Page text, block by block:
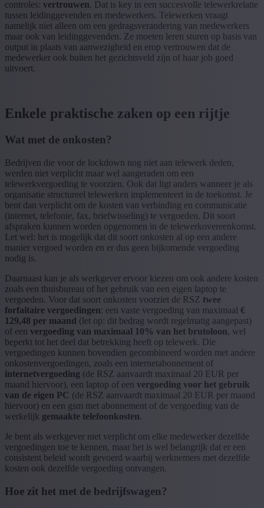
controles: vertrouwen. Dat is key in een succesvolle telewerkrelatie
tussen leidinggevenden en medewerkers. Telewerken vraagt
namelijk niet alleen om een gedragsverandering van medewerkers
maar ook van leidinggevenden. Ze moeten leren sturen op basis van
output in plaats van aanwezigheid en erop vertrouwen dat de
medewerker ook buiten het gezichtsveld zijn of haar job goed
uitvoert.
Enkele praktische zaken op een rijtje
Wat met de onkosten?
Bedrijven die voor de lockdown nog niet aan telewerk deden,
werden niet verplicht maar wel aangeraden om een
telewerkvergoeding te voorzien. Ook dat ligt anders wanneer je als
organisatie structureel telewerken implementeert in de toekomst. Je
bent dan verplicht om de kosten van verbinding en communicatie
(internet, telefonie, fax, briefwisseling) te vergoeden. Dit soort
afspraken kunnen worden opgenomen in de telewerkovereenkomst.
Let wel: het is mogelijk dat dit soort onkosten al op een andere
manier vergoed worden en er dus geen bijkomende vergoeding
nodig is.
Daarnaast kan je als werkgever ervoor kiezen om ook andere kosten
zoals een thuisbureau of het gebruik van een eigen laptop te
vergoeden. Voor dat soort onkosten voorziet de RSZ twee
forfaitaire vergoedingen: een vaste vergoeding van maximaal €
129,48 per maand (let op: dit bedrag wordt regelmatig aangepast)
of een vergoeding van maximaal 10% van het brutoloon, wel
beperkt tot het deel dat betrekking heeft op telewerk. Die
vergoedingen kunnen bovendien gecombineerd worden met andere
onkostenvergoedingen, zoals een internetabonnement of
internetvergoeding (de RSZ aanvaardt maximaal 20 EUR per
maand hiervoor), een laptop of een vergoeding voor het gebruik
van de eigen PC (de RSZ aanvaardt maximaal 20 EUR per maand
hiervoor) en een gsm met abonnement of de vergoeding van de
werkelijk gemaakte telefoonkosten.
Je bent als werkgever niet verplicht om elke medewerker dezelfde
vergoedingen toe te kennen, maar het is wel belangrijk dat er een
consistent beleid wordt gevoerd waarbij werknemers met dezelfde
kosten ook dezelfde vergoeding ontvangen.
Hoe zit het met de bedrijfswagen?